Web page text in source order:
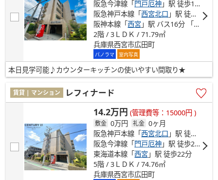
阪急今津線「 門戸厄神 」駅 徒歩17分
阪急神戸本線「西宮北口 」駅 徒歩20分
阪神本線「西宮 」駅 バス16分 「高座橋」 停歩7分
2階 / 3ＬＤＫ / 71.79㎡
兵庫県西宮市広田町
パノラマ 室内写真
本日見学可能♪カウンターキッチンの使いやすい間取り★
賃貸 | マンション レフィナード
14.2万円 (管理費等：15000円 )
敷金 0万円 礼金 0ヶ月
阪急神戸本線「西宮北口 」駅 徒歩17分
阪急今津線「門戸厄神 」駅 徒歩21分
東海道本線「西宮 」駅 徒歩22分
5階 / 3ＬＤＫ / 74.76㎡
兵庫県西宮市広田町